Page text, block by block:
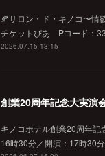
🍂サロン・ド・キノコ〜
チケットぴあ Pコード：
2026.07.15 13:15
創業20周年記念大実演
キノコホテル創業20周年記
16時30分／開演：17時30